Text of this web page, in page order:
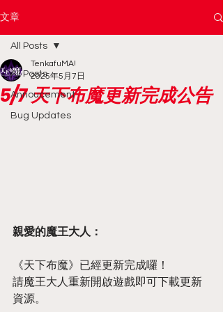
文章
All Posts
Annoucement
Bug Updates
All Posts
5/7 天下布魔更新完成公告
TenkafuMA!
2025年5月7日
親愛的魔王大人：
《天下布魔》已經更新完成囉！
請魔王大人重新開啟遊戲即可下載更新
資源。